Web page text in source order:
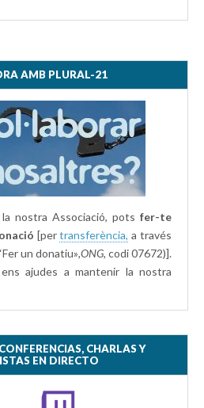
AMB PLURAL-21
nostra Associació, pots fer-te
[pertransferència, a través
un donatiu»,ONG, codi 07672)].
ajudes a mantenir la nostra
CHARLAS Y
EN DIRECTO